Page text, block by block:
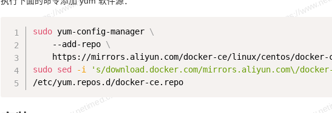
sudo yum-config-manager \
    --add-repo
\
sudo sed -i
's/download.docker.com/mirrors.aliyun.com\/
/etc/yum.repos.d/docker-ce.repo